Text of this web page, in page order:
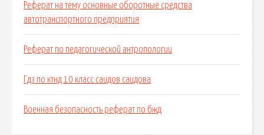
Реферат на тему основные оборотные средства
автотранспортного предприятия
Реферат по педагогической антропологии
Гдз по ктнд 10 класс саидов саидова
Военная безопасность реферат по бжд